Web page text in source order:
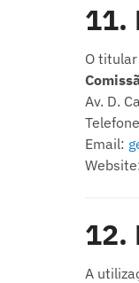
11.
O
Av. D.
Email:
12.
A